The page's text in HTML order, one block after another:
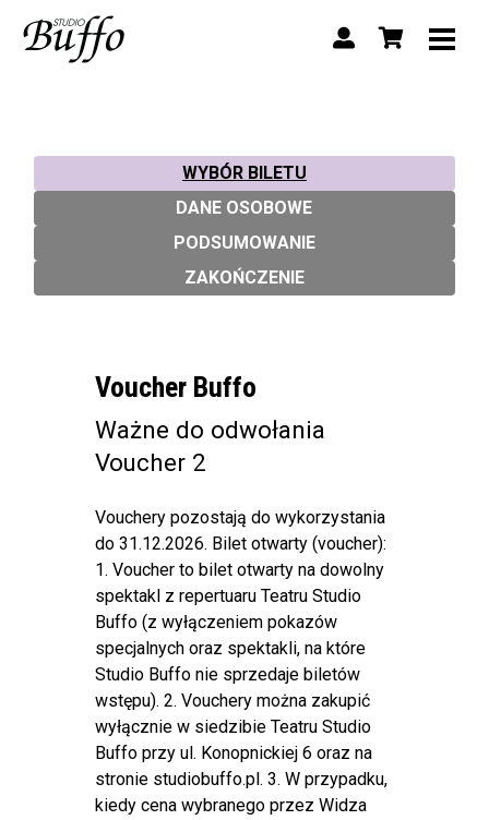
WYBÓR BILETU
DANE OSOBOWE
PODSUMOWANIE
ZAKOŃCZENIE
Voucher Buffo
Ważne do odwołania
Voucher 2
Vouchery pozostają do wykorzystania
do 31.12.2026. Bilet otwarty (voucher):
1. Voucher to bilet otwarty na dowolny
spektakl z repertuaru Teatru Studio
Buffo (z wyłączeniem pokazów
specjalnych oraz spektakli, na które
Studio Buffo nie sprzedaje biletów
wstępu). 2. Vouchery można zakupić
wyłącznie w siedzibie Teatru Studio
Buffo przy ul. Konopnickiej 6 oraz na
stronie studiobuffo.pl. 3. W przypadku,
kiedy cena wybranego przez Widza